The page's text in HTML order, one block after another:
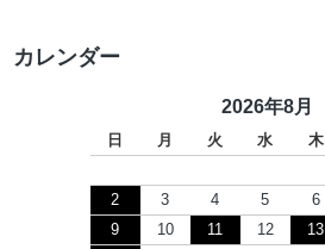
カレンダー
2026年8月
日 月 火 水 木
2
3 4 5 6
9
10 11 12 13